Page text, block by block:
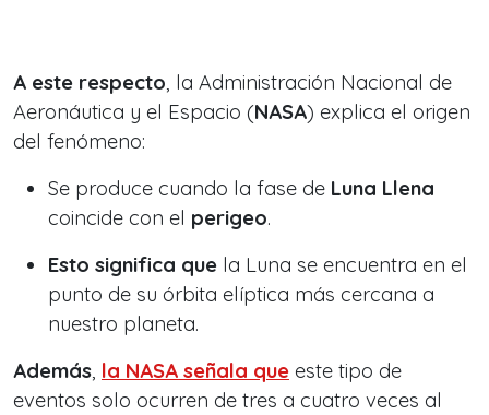
A este respecto, la Administración Nacional de
Aeronáutica y el Espacio (NASA) explica el origen
del fenómeno:
Se produce cuando la fase de Luna Llena
coincide con el perigeo.
Esto significa que la Luna se encuentra en el
punto de su órbita elíptica más cercana a
nuestro planeta.
Además, la NASA señala que este tipo de
eventos solo ocurren de tres a cuatro veces al